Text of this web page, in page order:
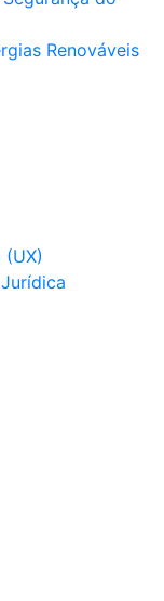
Renováveis